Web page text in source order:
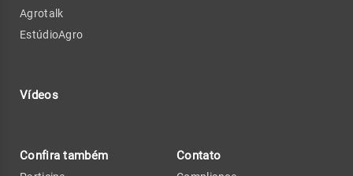
Agrotalk
EstúdioAgro
Vídeos
Confira também Contato